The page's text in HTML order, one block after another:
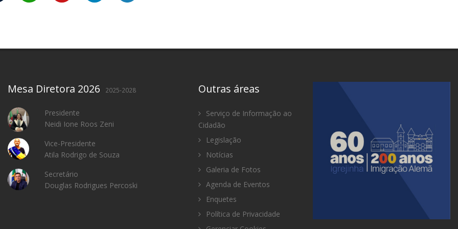
Mesa Diretora 2026 2025-2028
Presidente
Neidi Ione Roos Zeni
Vice-Presidente
Atila Rodrigo de Souza
Secretário
Douglas Rodrigues Percoski
Outras áreas
Serviço de Informação ao
Cidadão
Legislação
Notícias
Galeria de Fotos
Agenda de Eventos
Enquetes
Política de Privacidade